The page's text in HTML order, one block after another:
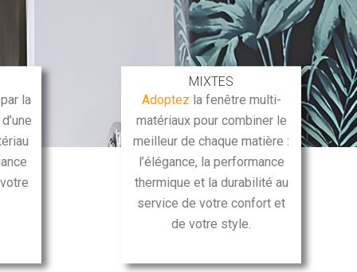
la
MIXTES
Adoptez la fenêtre multi-
matériaux pour combiner le
meilleur de chaque matière :
l’élégance, la performance
thermique et la durabilité au
service de votre confort et
de votre style.